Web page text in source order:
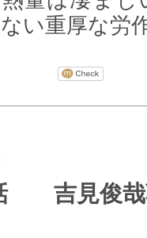
い重厚な労
話 吉見俊